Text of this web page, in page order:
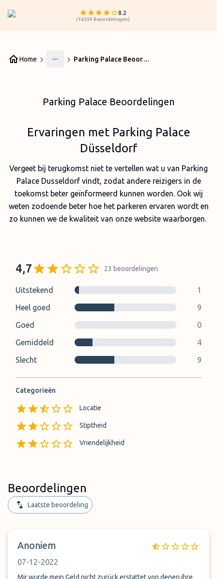
8.2
(16354 Beoordelingen)
Home
More
Parking Palace Beoordelingen
Parking Palace Beoordelingen
Ervaringen met Parking Palace
Düsseldorf
Vergeet bij terugkomst niet te vertellen wat u van Parking
Palace Dusseldorf vindt, zodat andere reizigers in de
toekomst beter geïnformeerd kunnen worden. Ook wij
weten zodoende beter hoe het parkeren ervaren wordt en
zo kunnen we de kwaliteit van onze website waarborgen.
4,7 23 beoordelingen
Uitstekend
1
Heel goed
9
Goed
0
Gemiddeld
4
Slecht
9
Categorieën
Locatie
Stiptheid
Vriendelijkheid
Beoordelingen
Laatste beoordeling
Anoniem
07-12-2022
Mir wurde mein Geld nicht zurück erstattet von denen ihre